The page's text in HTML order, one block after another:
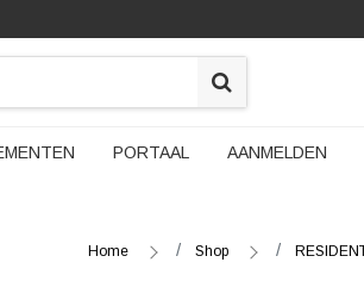
PORTAAL AANMELDEN
Home Shop